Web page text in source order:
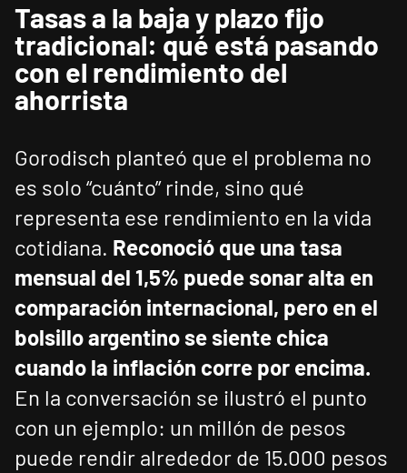
Tasas a la baja y plazo fijo
tradicional: qué está pasando
con el rendimiento del
ahorrista
Gorodisch planteó que el problema no
es solo “cuánto” rinde, sino qué
representa ese rendimiento en la vida
cotidiana. Reconoció que una tasa
mensual del 1,5% puede sonar alta en
comparación internacional, pero en el
bolsillo argentino se siente chica
cuando la inflación corre por encima.
En la conversación se ilustró el punto
con un ejemplo: un millón de pesos
puede rendir alrededor de 15.000 pesos